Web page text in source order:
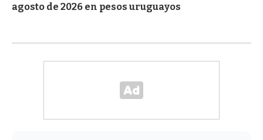
agosto de 2026 en pesos uruguayos